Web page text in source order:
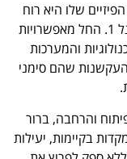
שלו היא רוח
החדשנות והיזמות שמחלחלת ברחבי טרמינל 1. החל מאפשרויות
והמערכות
שהם סימני
של פיתוח והרחבה, ברור
בקיימות, יעילות